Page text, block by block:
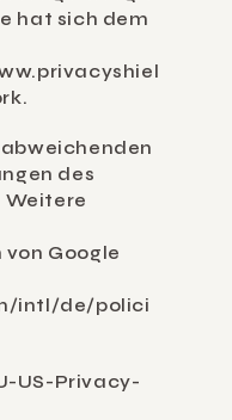
hat sich dem
.
des
Weitere
Google
intl/de/polici
US-Privacy-